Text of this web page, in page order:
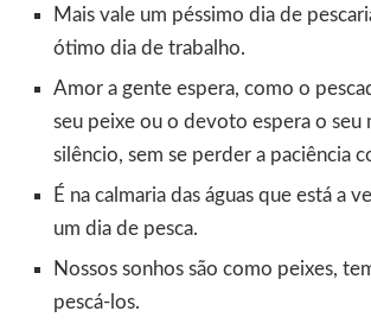
Mais vale um péssimo dia de
ótimo dia de trabalho.
Amor a gente espera, como o
seu peixe ou o devoto espera o seu
silêncio, sem se perder a paciência
É na calmaria das águas que está a
um dia de pesca.
Nossos sonhos são como peixes,
pescá-los.